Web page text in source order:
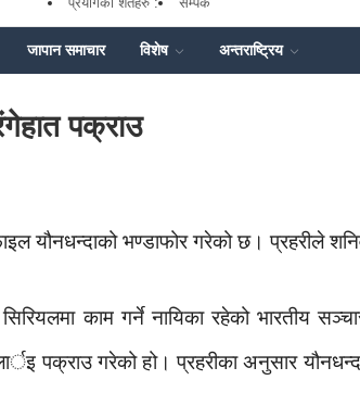
जापान समाचार विशेष अन्तराष्ट्रिय
पक्राउ
यौनधन्दाको भण्डाफोर गरेको छ। प्रहरीले
काम गर्ने नायिका रहेको भारतीय
पक्राउ गरेको हो। प्रहरीका अनुसार